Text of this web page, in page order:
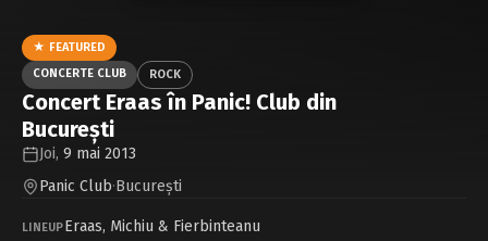
Caută în site...
★ FEATURED
CONCERTE CLUB
ROCK
Concert Eraas în Panic! Club din
Bucureşti
Joi, 9 mai 2013
Panic Club·Bucureşti
LINEUPEraas, Michiu & Fierbinteanu